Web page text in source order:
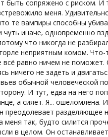
сопряжено с риском. И
меня.
те вампиры способны
иначе, одновременно
что никогда не
неприятным комом.
всё равно ничем не
ничего не задеть и
обычной человеческой
И тут, едва на него
а сияет. Я...
разделяющее
так, будто силится
в целом. Он